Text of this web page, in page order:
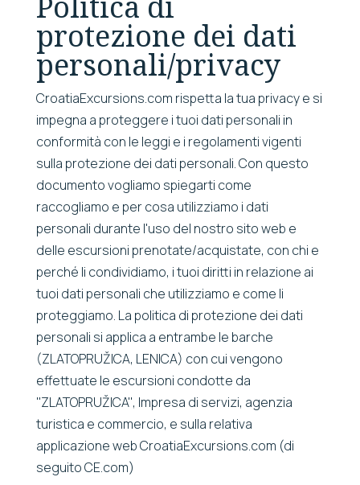
protezione dei dati
personali/privacy
CroatiaExcursions.com rispetta la tua privacy e si
impegna a proteggere i tuoi dati personali in
conformità con le leggi e i regolamenti vigenti
sulla protezione dei dati personali. Con questo
documento vogliamo spiegarti come
raccogliamo e per cosa utilizziamo i dati
personali durante l'uso del nostro sito web e
delle escursioni prenotate/acquistate, con chi e
perché li condividiamo, i tuoi diritti in relazione ai
tuoi dati personali che utilizziamo e come li
proteggiamo. La politica di protezione dei dati
personali si applica a entrambe le barche
(ZLATOPRUŽICA, LENICA) con cui vengono
effettuate le escursioni condotte da
''ZLATOPRUŽICA'', Impresa di servizi, agenzia
turistica e commercio, e sulla relativa
applicazione web CroatiaExcursions.com (di
seguito CE.com)